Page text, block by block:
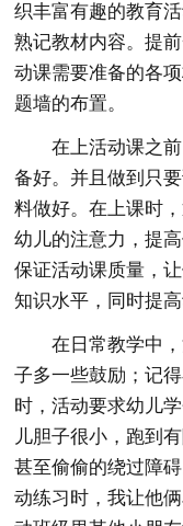
织丰富有趣的教育
熟记教材内容。提
动课需要准备的各
题墙的布置。
在上活动课之
备好。并且做到只
料做好。在上课时
幼儿的注意力，提
保证活动课质量，
知识水平，同时提高
在日常教学中
子多一些鼓励；记
时，活动要求幼儿
儿胆子很小，跑到
甚至偷偷的绕过障
动练习时，我让他